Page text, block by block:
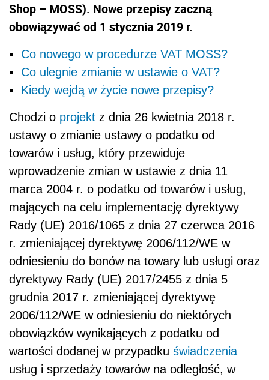
Shop – MOSS). Nowe przepisy zaczną
obowiązywać od 1 stycznia 2019 r.
Co nowego w procedurze VAT MOSS?
Co ulegnie zmianie w ustawie o VAT?
Kiedy wejdą w życie nowe przepisy?
Chodzi o projekt z dnia 26 kwietnia 2018 r.
ustawy o zmianie ustawy o podatku od
towarów i usług, który przewiduje
wprowadzenie zmian w ustawie z dnia 11
marca 2004 r. o podatku od towarów i usług,
mających na celu implementację dyrektywy
Rady (UE) 2016/1065 z dnia 27 czerwca 2016
r. zmieniającej dyrektywę 2006/112/WE w
odniesieniu do bonów na towary lub usługi oraz
dyrektywy Rady (UE) 2017/2455 z dnia 5
grudnia 2017 r. zmieniającej dyrektywę
2006/112/WE w odniesieniu do niektórych
obowiązków wynikających z podatku od
wartości dodanej w przypadku świadczenia
usług i sprzedaży towarów na odległość, w